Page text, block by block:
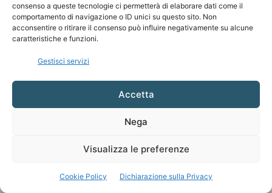
consenso a queste tecnologie ci permetterà di elaborare dati come il
comportamento di navigazione o ID unici su questo sito. Non
acconsentire o ritirare il consenso può influire negativamente su alcune
caratteristiche e funzioni.
Gestisci servizi
Accetta
Nega
Visualizza le preferenze
Cookie Policy Dichiarazione sulla Privacy